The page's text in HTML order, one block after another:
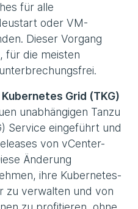
für alle
oder VM-
Dieser Vorgang
für die meisten
Grid (TKG)
unabhängigen Tanzu
Service eingeführt und
von vCenter-
Änderung
ihre Kubernetes-
zu verwalten und von